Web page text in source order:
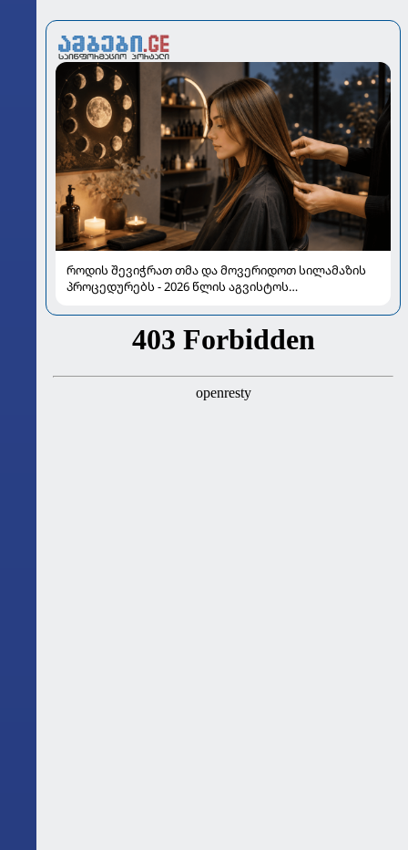
როდის შევიჭრათ თმა და მოვერიდოთ სილამაზის
პროცედურებს - 2026 წლის აგვისტოს